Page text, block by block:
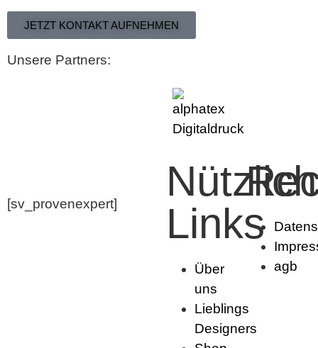
JETZT KONTAKT AUFNEHMEN
Unsere Partners:
[sv_provenexpert]
Links
Über
uns
Lieblings
Designers
agb